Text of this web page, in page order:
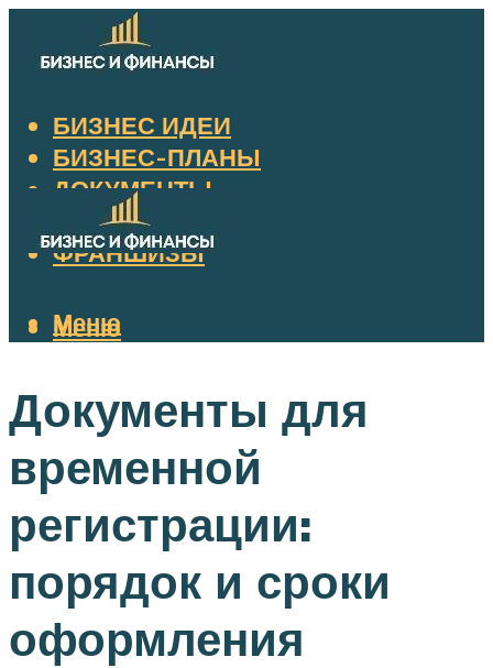
БИЗНЕС ИДЕИ
БИЗНЕС-ПЛАНЫ
ДОКУМЕНТЫ
НАЛОГИ
ФРАНШИЗЫ
Меню
Меню
Документы для
временной
регистрации:
порядок и сроки
оформления